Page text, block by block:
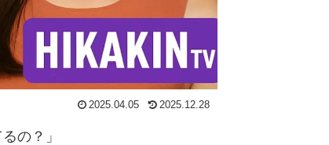
2025.04.05 2025.12.28
の？」